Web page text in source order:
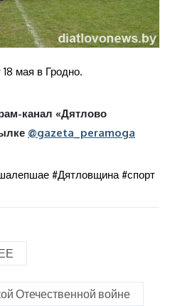
мая в Гродно.
канал «Дятлово
@gazeta_peramoga
#Дятловщина #спорт
Отечественной войне